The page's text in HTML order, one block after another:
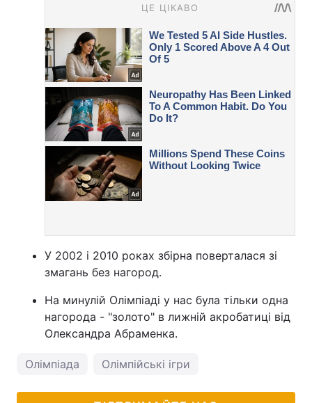
У 2002 і 2010 роках збірна поверталася зі
змагань без нагород.
На минулій Олімпіаді у нас була тільки одна
нагорода - "золото" в лижній акробатиці від
Олександра Абраменка.
Олімпіада Олімпійські ігри